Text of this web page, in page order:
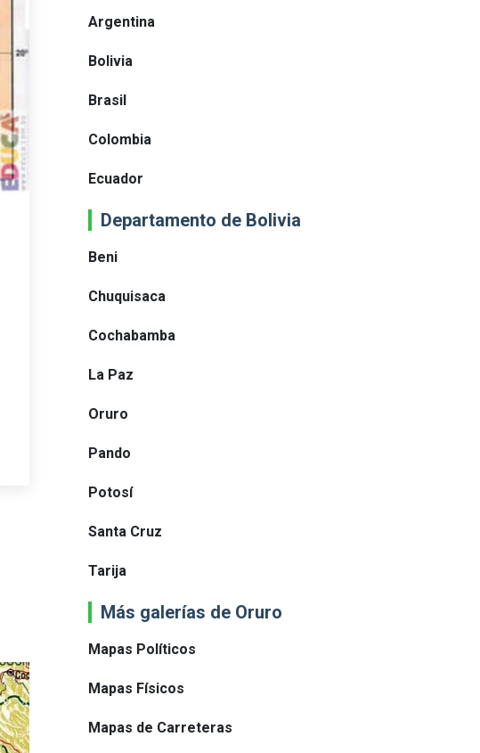
Argentina
Bolivia
Brasil
Colombia
Ecuador
Departamento de Bolivia
Beni
Chuquisaca
Cochabamba
La Paz
Oruro
Pando
Potosí
Santa Cruz
Tarija
Más galerías de Oruro
Mapas Políticos
Mapas Físicos
Mapas de Carreteras